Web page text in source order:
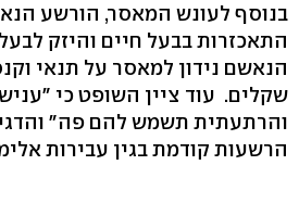
בנוסף לעונש המאסר, הורשע
התאכזרות בבעל חיים והיזק
שקלים. עוד ציין השופט כי
והרתעתית תשמש להם פה"
הרשעות קודמת בגין עבירות